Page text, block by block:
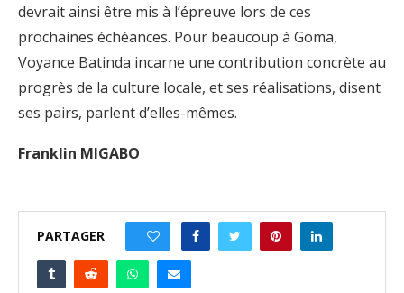
devrait ainsi être mis à l’épreuve lors de ces
prochaines échéances. Pour beaucoup à Goma,
Voyance Batinda incarne une contribution concrète au
progrès de la culture locale, et ses réalisations, disent
ses pairs, parlent d’elles-mêmes.
Franklin MIGABO
PARTAGER